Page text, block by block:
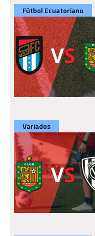
Fútbol Ecuatoriano
Variados